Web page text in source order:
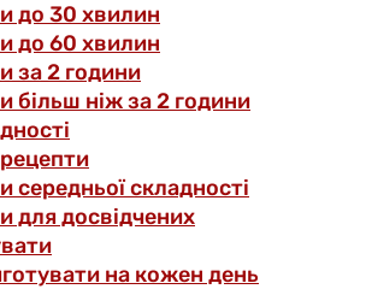
до 30 хвилин
до 60 хвилин
за 2 години
більш ніж за 2 години
середньої складності
для досвідчених
на кожен день